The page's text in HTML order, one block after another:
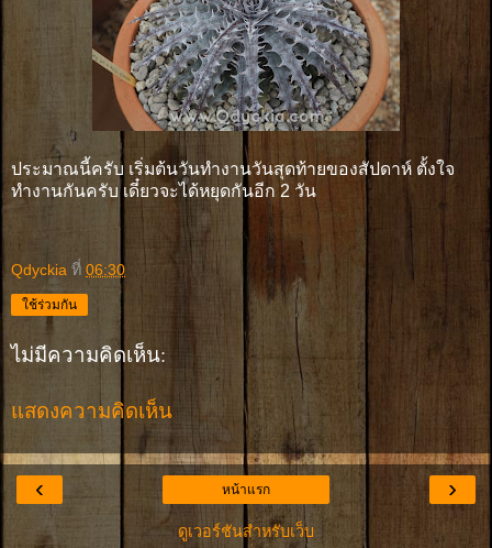
ประมาณนี้ครับ เริ่มต้นวันทำงานวันสุดท้ายของสัปดาห์ ตั้งใจ
ทำงานกันครับ เดี๋ยวจะได้หยุดกันอีก 2 วัน
Qdyckia ที่ 06:30
ใช้ร่วมกัน
ไม่มีความคิดเห็น:
แสดงความคิดเห็น
‹ ›
หน้าแรก
ดูเวอร์ชันสำหรับเว็บ